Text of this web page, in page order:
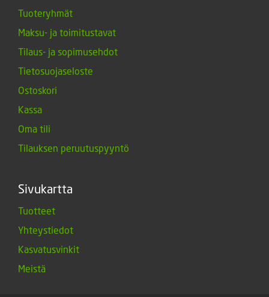
Tuoteryhmät
Maksu- ja toimitustavat
Tilaus- ja sopimusehdot
Tietosuojaseloste
Ostoskori
Kassa
Oma tili
Tilauksen peruutuspyyntö
Sivukartta
Tuotteet
Yhteystiedot
Kasvatusvinkit
Meistä